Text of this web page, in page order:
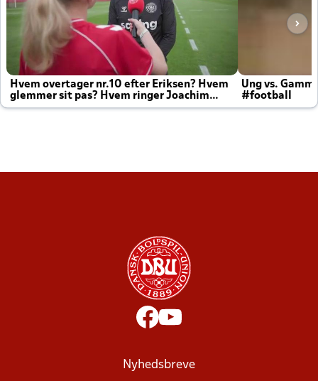
Hvem overtager nr.10 efter Eriksen? Hvem
glemmer sit pas? Hvem ringer Joachim
altid til efter kampe?
Ung vs.
#football
Nyhedsbreve